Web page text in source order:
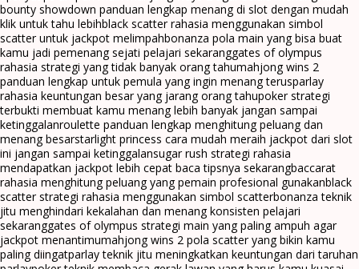
bounty showdown panduan lengkap menang di slot dengan mudah
klik untuk tahu lebihblack scatter rahasia menggunakan simbol
scatter untuk jackpot melimpahbonanza pola main yang bisa buat
kamu jadi pemenang sejati pelajari sekaranggates of olympus
rahasia strategi yang tidak banyak orang tahumahjong wins 2
panduan lengkap untuk pemula yang ingin menang terusparlay
rahasia keuntungan besar yang jarang orang tahupoker strategi
terbukti membuat kamu menang lebih banyak jangan sampai
ketinggalanroulette panduan lengkap menghitung peluang dan
menang besarstarlight princess cara mudah meraih jackpot dari slot
ini jangan sampai ketinggalansugar rush strategi rahasia
mendapatkan jackpot lebih cepat baca tipsnya sekarangbaccarat
rahasia menghitung peluang yang pemain profesional gunakanblack
scatter strategi rahasia menggunakan simbol scatterbonanza teknik
jitu menghindari kekalahan dan menang konsisten pelajari
sekaranggates of olympus strategi main yang paling ampuh agar
jackpot menantimumahjong wins 2 pola scatter yang bikin kamu
paling diingatparlay teknik jitu meningkatkan keuntungan dari taruhan